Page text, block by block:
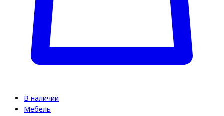
В наличии
Мебель